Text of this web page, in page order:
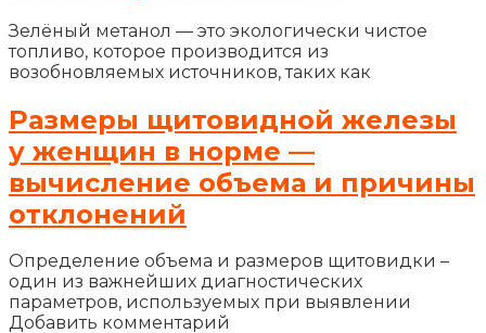
Зелёный метанол — это экологически чистое
топливо, которое производится из
возобновляемых источников, таких как
Размеры щитовидной железы
у женщин в норме —
вычисление объема и причины
отклонений
Определение объема и размеров щитовидки –
один из важнейших диагностических
параметров, используемых при выявлении
Добавить комментарий